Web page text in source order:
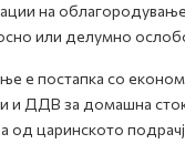
на
или делумно
е постапка со
и ДДВ за домашна
од царинското